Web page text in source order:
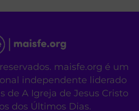
maisfe.org é um
independente liderado
de A Igreja de Jesus Cristo
dos Últimos Dias.